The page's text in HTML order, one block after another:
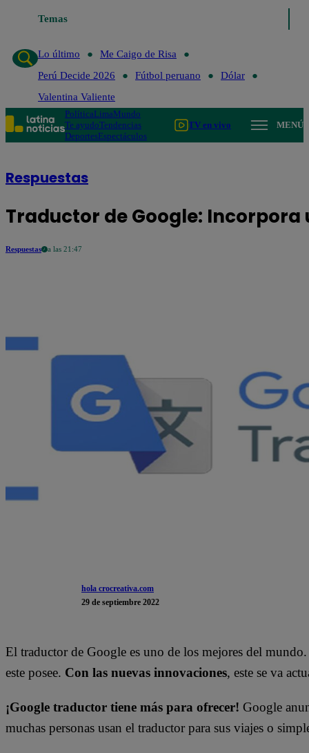
Temas
Lo último
Me Caigo de Risa
Perú Decide 2026
Fútbol peruano
Dólar
Valentina Valiente
PolíticaLimaMundo
Te ayudoTendencias
DeportesEspectáculos
TV en vivo MENÚ
Respuestas
Traductor de Google:
Respuestas a las 21:47
hola crocreativa.com
29 de septiembre 2022
El traductor de Google es uno de los mejores del
este posee. Con las nuevas innovaciones, este se va
¡Google traductor tiene más para ofrecer! Google
muchas personas usan el traductor para sus viajes o